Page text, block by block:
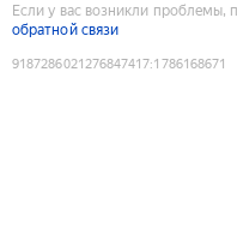
Если у вас возникли проблемы,
обратной связи
9187286021276847417:1786168671